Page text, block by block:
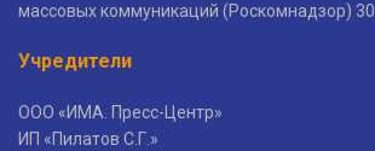
массовых коммуникаций (Роскомнадзор) 30
Учредители
ООО «ИМА. Пресс-Центр»
ИП «Пилатов С.Г.»